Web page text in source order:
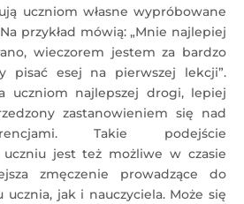
uczniom własne wypróbowane
przykład mówią: „Mnie najlepiej
wieczorem jestem za bardzo
pisać esej na pierwszej lekcji”.
uczniom najlepszej drogi, lepiej
zastanowieniem się nad
Takie podejście
jest też możliwe w czasie
zmęczenie prowadzące do
jak i nauczyciela. Może się